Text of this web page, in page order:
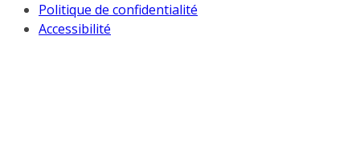
Politique de confidentialité
Accessibilité